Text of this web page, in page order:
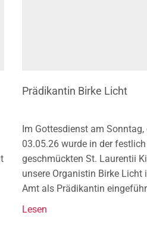
Prädikantin Birke Licht
Im Gottesdienst am Sonntag,
03.05.26 wurde in der festlich
geschmückten St. Laurentii
unsere Organistin Birke Licht
Amt als Prädikantin
Lesen